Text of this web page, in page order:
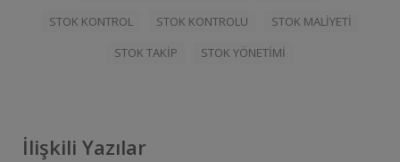
STOK KONTROL
STOK KONTROLU
STOK MALIYETI
STOK TAKIP
STOK YÖNETIMI
İlişkili Yazılar